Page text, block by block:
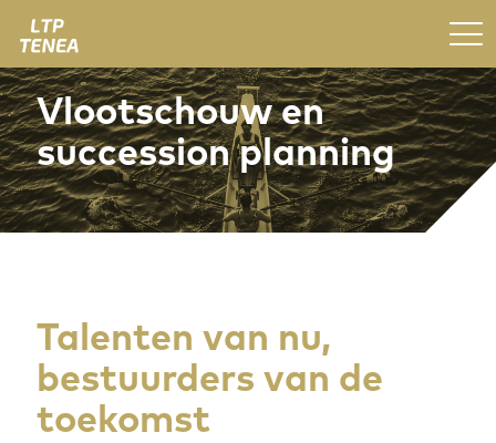
Vlootschouw en
succession planning
Talenten van nu,
bestuurders van de
toekomst